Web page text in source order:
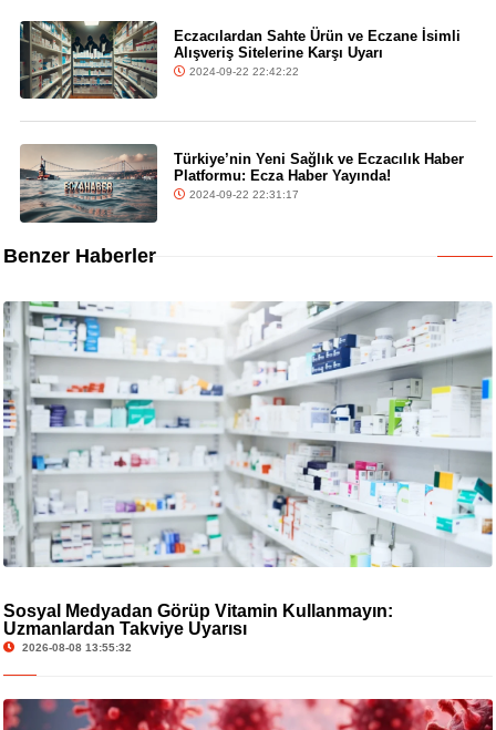
Eczacılardan Sahte Ürün ve Eczane İsimli
Alışveriş Sitelerine Karşı Uyarı
2024-09-22 22:42:22
Türkiye’nin Yeni Sağlık ve Eczacılık Haber
Platformu: Ecza Haber Yayında!
2024-09-22 22:31:17
Benzer Haberler
Sosyal Medyadan Görüp Vitamin Kullanmayın:
Uzmanlardan Takviye Uyarısı
2026-08-08 13:55:32